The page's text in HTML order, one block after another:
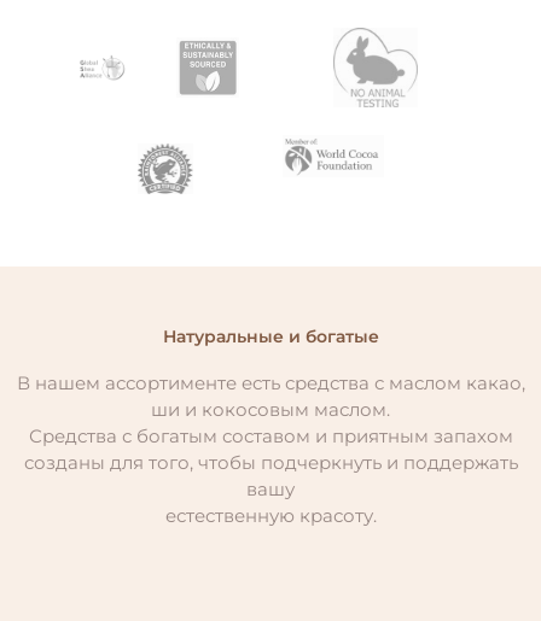
Натуральные и богатые
В нашем ассортименте есть средства с маслом какао,
ши и кокосовым маслом.
Средства с богатым составом и приятным запахом
созданы для того, чтобы подчеркнуть и поддержать
вашу
естественную красоту.